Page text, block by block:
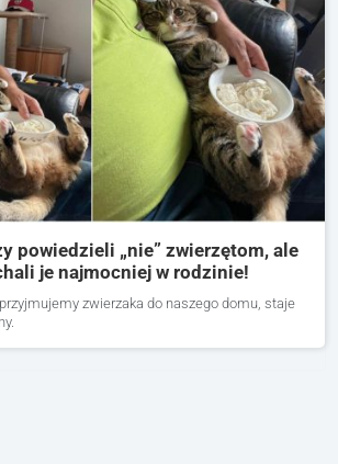
powiedzieli „nie” zwierzętom, ale
je najmocniej w rodzinie!
zwierzaka do naszego domu, staje